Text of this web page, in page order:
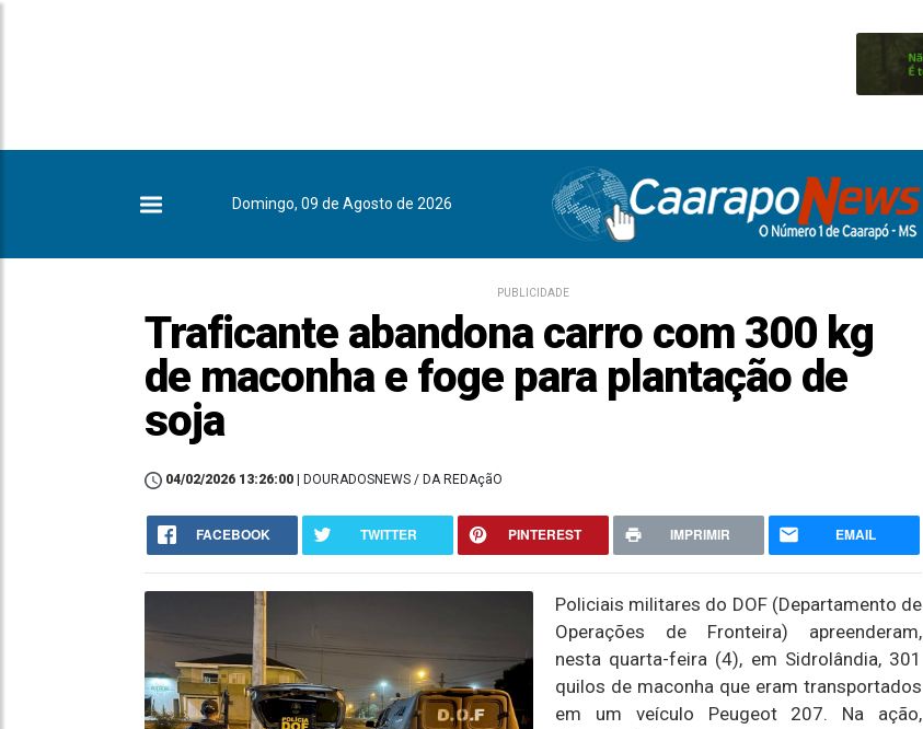
Domingo, 09 de Agosto de 2026
PUBLICIDADE
Traficante abandona carro com 300 kg
de maconha e foge para plantação de
soja
04/02/2026 13:26:00 | DOURADOSNEWS / DA REDAçãO
FACEBOOK TWITTER PINTEREST IMPRIMIR EMAIL
Policiais militares do DOF (Departamento de
Operações de Fronteira) apreenderam,
nesta quarta-feira (4), em Sidrolândia, 301
quilos de maconha que eram transportados
em um veículo Peugeot 207. Na ação,